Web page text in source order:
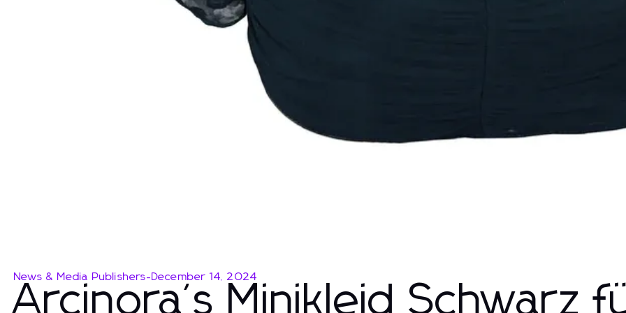
News & Media Publishers-December 14, 2024
Arcinora's Minikleid Schwarz